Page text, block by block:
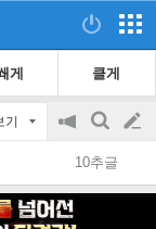
게 클게
기
공
지
on/off
검
색
글
쓰
10추글